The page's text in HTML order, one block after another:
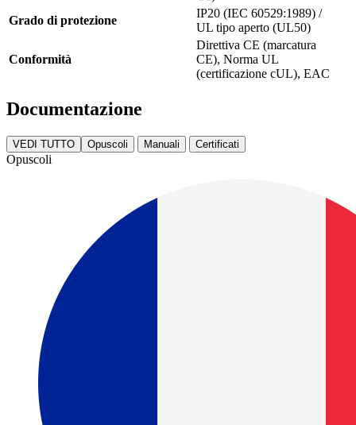
Grado di protezione
IP20 (IEC 60529:1989) /
UL tipo aperto (UL50)
Conformità
Direttiva CE (marcatura
CE), Norma UL
(certificazione cUL), EAC
Documentazione
VEDI TUTTO Opuscoli Manuali Certificati
Opuscoli